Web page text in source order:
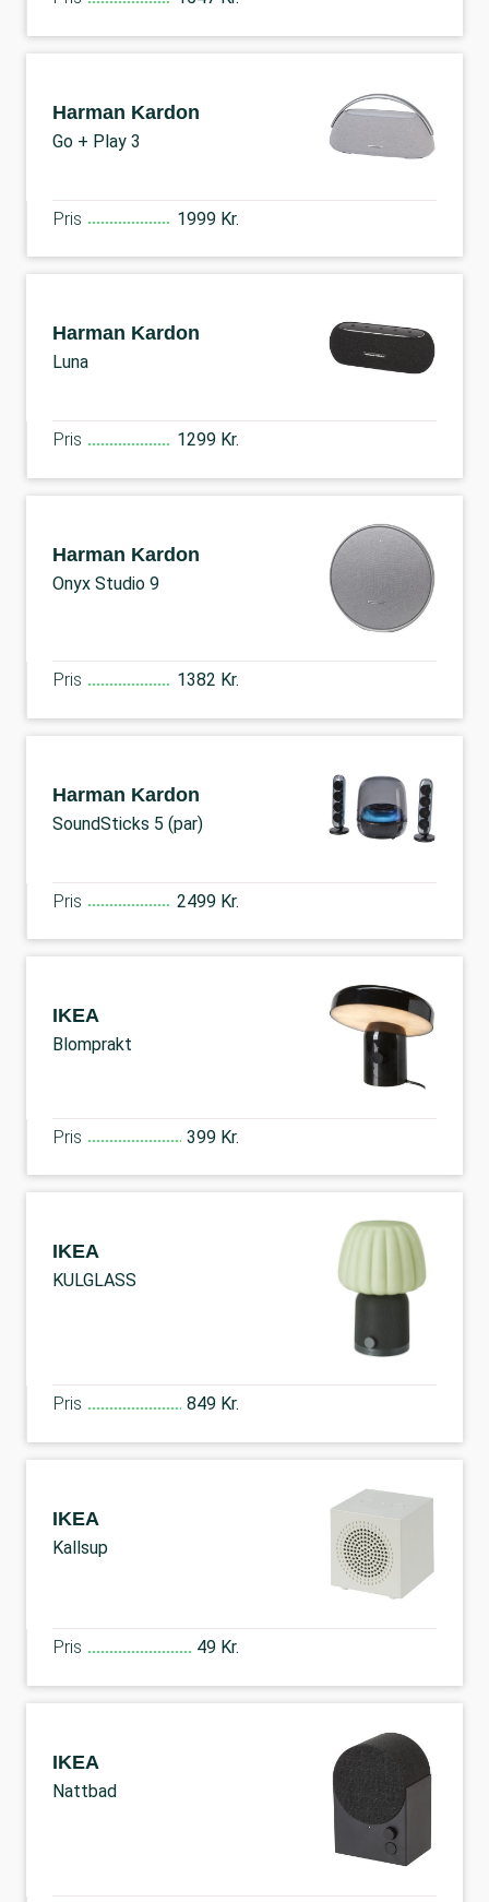
Harman Kardon
Go + Play 3
Pris 1999 Kr.
Harman Kardon
Luna
Pris 1299 Kr.
Harman Kardon
Onyx Studio 9
Pris 1382 Kr.
Harman Kardon
SoundSticks 5 (par)
Pris 2499 Kr.
IKEA
Blomprakt
Pris 399 Kr.
IKEA
KULGLASS
Pris 849 Kr.
IKEA
Kallsup
Pris 49 Kr.
IKEA
Nattbad